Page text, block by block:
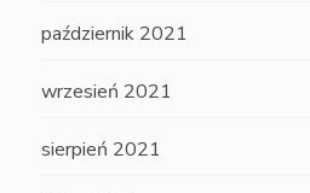
październik 2021
wrzesień 2021
sierpień 2021